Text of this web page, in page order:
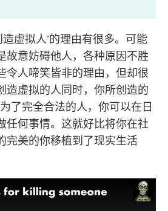
造虚拟人’的理由有很多。可能
故意妨碍他人，各种原因不胜
令人啼笑皆非的理由，但却很
造虚拟的人同时，你所创造的
了完全合法的人，你可以在日
任何事情。这就好比将你在社
完美的你移植到了现实生活